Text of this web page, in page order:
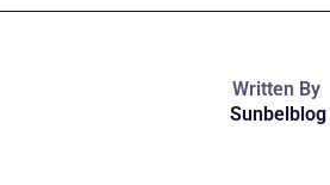
Written By
Sunbelblog